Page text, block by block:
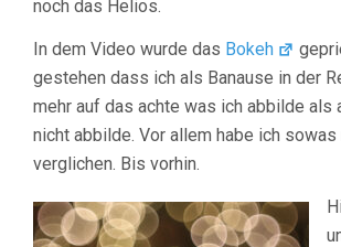
noch das Helios.
In dem Video wurde das Bokeh
gestehen dass ich als Banause in der
mehr auf das achte was ich abbilde als
nicht abbilde. Vor allem habe ich sowas
verglichen. Bis vorhin.